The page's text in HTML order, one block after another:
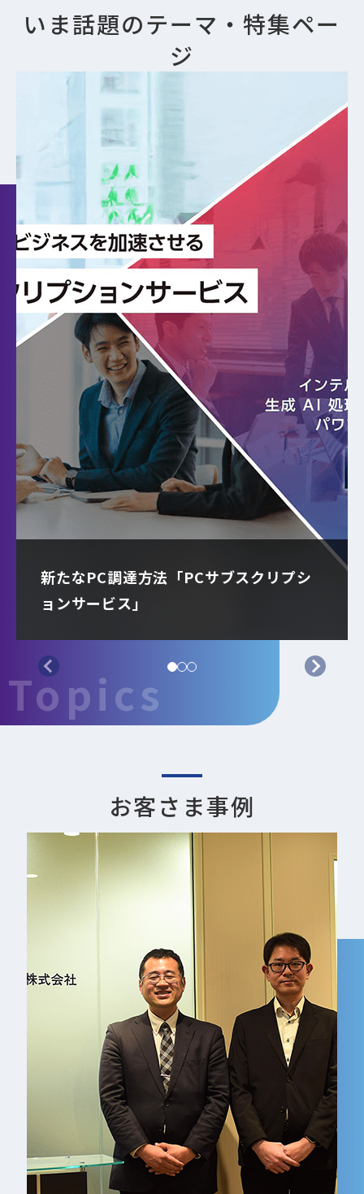
Topics
いま話題のテーマ・特集ペー
ジ
新たなPC調達方法「PCサブスクリプシ
ョンサービス」
お客さま事例